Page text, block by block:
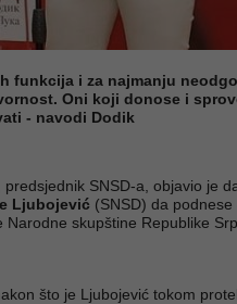
funkcija i za najmanju
Oni koji donose i
- navodi Dodik
, predsjednik SNSD-a, objavio je
Ljubojević (SNSD) da
Narodne skupštine Republike
što je Ljubojević tokom